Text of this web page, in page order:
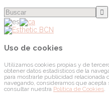
Uso de cookies
Utilizamos cookies propias y de
obtener datos estadísticos de la
para mostrarle publicidad relacionada
navegando, consideramos que
consultar nuestra Política de Cookies.